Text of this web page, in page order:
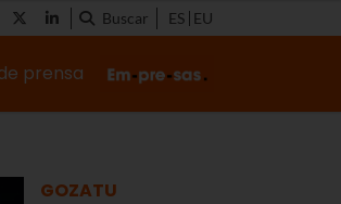
Buscar ES EU
prensa
GOZATU